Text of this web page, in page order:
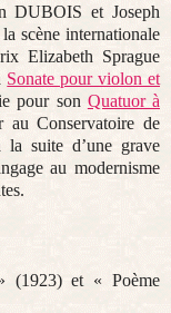
DUBOIS et Joseph
scène internationale
Elizabeth Sprague
Sonate pour violon et
pour son Quatuor à
au Conservatoire de
la suite d’une grave
au modernisme
(1923) et « Poème